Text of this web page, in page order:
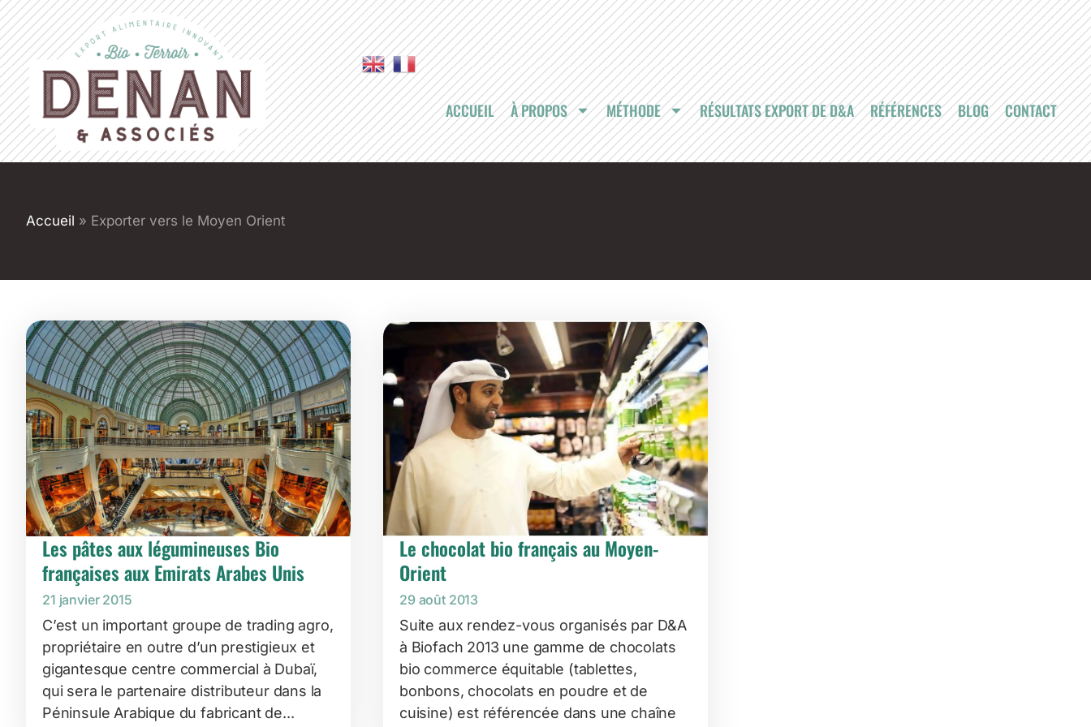
ACCUEIL À PROPOS MÉTHODE RÉSULTATS EXPORT DE D&A RÉFÉRENCES BLOG CONTACT
Accueil » Exporter vers le Moyen Orient
Les pâtes aux légumineuses Bio
françaises aux Emirats Arabes Unis
21 janvier 2015
C’est un important groupe de trading agro,
propriétaire en outre d’un prestigieux et
gigantesque centre commercial à Dubaï,
qui sera le partenaire distributeur dans la
Péninsule Arabique du fabricant de...
Le chocolat bio français au Moyen-
Orient
29 août 2013
Suite aux rendez-vous organisés par D&A
à Biofach 2013 une gamme de chocolats
bio commerce équitable (tablettes,
bonbons, chocolats en poudre et de
cuisine) est référencée dans une chaîne